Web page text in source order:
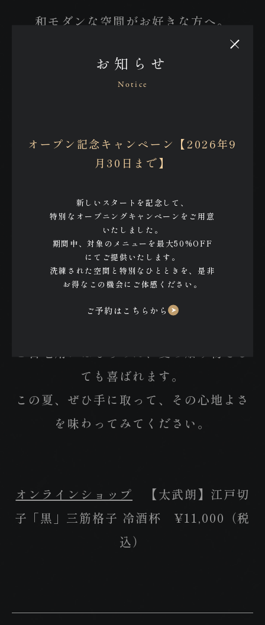
和モダンな空間がお好きな方へ。
そして、本当に良いものを長く使いたい
方へ。
これからの暑い季節、冷たい一杯をお気
に入りの器で楽しんでみませんか。
グラスが変わるだけで、いつもの晩酌が
少し特別な時間になります。
「これは本当に良い」と感じたものだか
らこそ、大切な方にもぜひおすすめした
い一品です。
ご自宅用にはもちろん、夏の贈り物とし
ても喜ばれます。
この夏、ぜひ手に取って、その心地よさ
を味わってみてください。
オンラインショップ 【太武朗】江戸切
子「黒」三筋格子 冷酒杯 ¥11,000（税
込）
Reservation
THE NOMU 天神
お知らせ
Notice
オープン記念キャンペーン【2026年9
月30日まで】
新しいスタートを記念して、
特別なオープニングキャンペーンをご用意
いたしました。
期間中、対象のメニューを最大50%OFF
にてご提供いたします。
洗練された空間と特別なひとときを、是非
お得なこの機会にご体感ください。
ご予約はこちらから